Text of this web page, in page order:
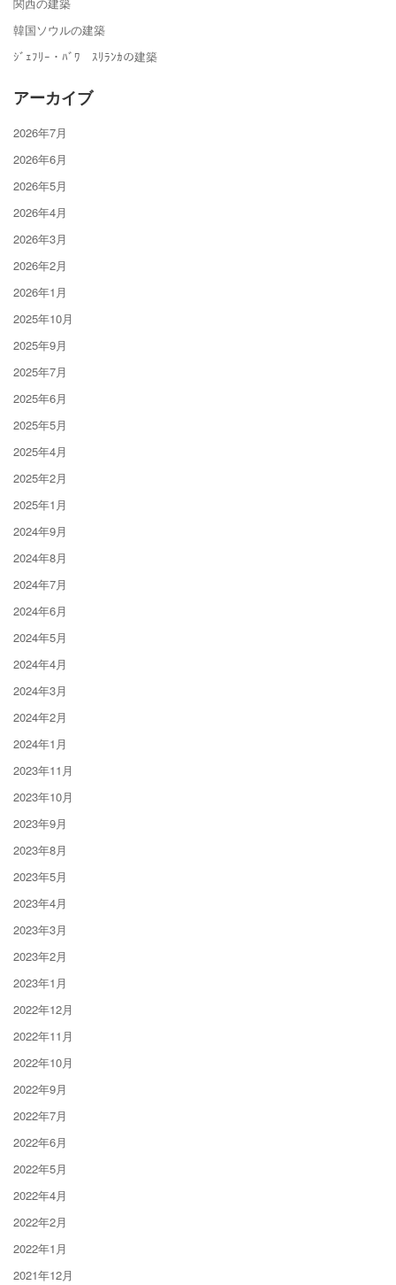
韓国ソウルの建築
ｼﾞｪﾌﾘｰ・ﾊﾞﾜ ｽﾘﾗﾝｶの建築
アーカイブ
2026年7月
2026年6月
2026年5月
2026年4月
2026年3月
2026年2月
2026年1月
2025年10月
2025年9月
2025年7月
2025年6月
2025年5月
2025年4月
2025年2月
2025年1月
2024年9月
2024年8月
2024年7月
2024年6月
2024年5月
2024年4月
2024年3月
2024年2月
2024年1月
2023年11月
2023年10月
2023年9月
2023年8月
2023年5月
2023年4月
2023年3月
2023年2月
2023年1月
2022年12月
2022年11月
2022年10月
2022年9月
2022年7月
2022年6月
2022年5月
2022年4月
2022年2月
2022年1月
2021年12月